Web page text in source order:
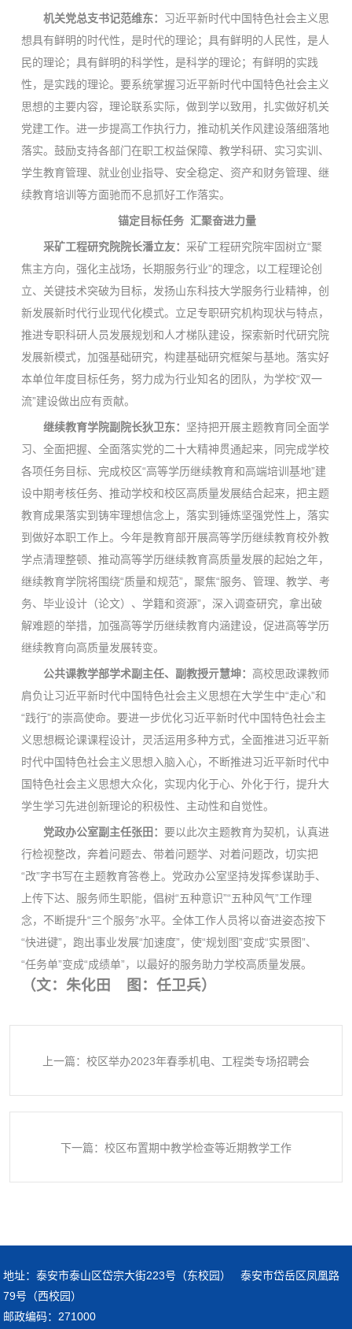
机关党总支书记范维东： 习近平新时代中国特色社会主义思
想具有鲜明的时代性，是时代的理论；具有鲜明的人民性，是人
民的理论；具有鲜明的科学性，是科学的理论；有鲜明的实践
性，是实践的理论。要系统掌握习近平新时代中国特色社会主义
思想的主要内容，理论联系实际，做到学以致用，扎实做好机关
党建工作。进一步提高工作执行力，推动机关作风建设落细落地
落实。鼓励支持各部门在职工权益保障、教学科研、实习实训、
学生教育管理、就业创业指导、安全稳定、资产和财务管理、继
续教育培训等方面驰而不息抓好工作落实。
锚定目标任务 汇聚奋进力量
采矿工程研究院院长潘立友： 采矿工程研究院牢固树立“聚
焦主方向，强化主战场，长期服务行业”的理念，以工程理论创
立、关键技术突破为目标，发扬山东科技大学服务行业精神，创
新发展新时代行业现代化模式。立足专职研究机构现状与特点，
推进专职科研人员发展规划和人才梯队建设，探索新时代研究院
发展新模式，加强基础研究，构建基础研究框架与基地。落实好
本单位年度目标任务，努力成为行业知名的团队，为学校“双一
流”建设做出应有贡献。
继续教育学院副院长狄卫东： 坚持把开展主题教育同全面学
习、全面把握、全面落实党的二十大精神贯通起来，同完成学校
各项任务目标、完成校区“高等学历继续教育和高端培训基地”建
设中期考核任务、推动学校和校区高质量发展结合起来，把主题
教育成果落实到铸牢理想信念上，落实到锤炼坚强党性上，落实
到做好本职工作上。今年是教育部开展高等学历继续教育校外教
学点清理整顿、推动高等学历继续教育高质量发展的起始之年，
继续教育学院将围绕“质量和规范”，聚焦“服务、管理、教学、考
务、毕业设计（论文）、学籍和资源”，深入调查研究，拿出破
解难题的举措，加强高等学历继续教育内涵建设，促进高等学历
继续教育向高质量发展转变。
公共课教学部学术副主任、副教授亓慧坤： 高校思政课教师
肩负让习近平新时代中国特色社会主义思想在大学生中“走心”和
“践行”的崇高使命。要进一步优化习近平新时代中国特色社会主
义思想概论课课程设计，灵活运用多种方式，全面推进习近平新
时代中国特色社会主义思想入脑入心，不断推进习近平新时代中
国特色社会主义思想大众化，实现内化于心、外化于行，提升大
学生学习先进创新理论的积极性、主动性和自觉性。
党政办公室副主任张田： 要以此次主题教育为契机，认真进
行检视整改，奔着问题去、带着问题学、对着问题改，切实把
“改”字书写在主题教育答卷上。党政办公室坚持发挥参谋助手、
上传下达、服务师生职能，倡树“五种意识”“五种风气”工作理
念，不断提升“三个服务”水平。全体工作人员将以奋进姿态按下
“快进键”，跑出事业发展“加速度”，使“规划图”变成“实景图”、
“任务单”变成“成绩单”，以最好的服务助力学校高质量发展。
（文：朱化田 图：任卫兵）
上一篇：校区举办2023年春季机电、工程类专场招聘会
下一篇：校区布置期中教学检查等近期教学工作
地址：泰安市泰山区岱宗大街223号（东校园） 泰安市岱岳区凤凰路
79号（西校园）
邮政编码：271000